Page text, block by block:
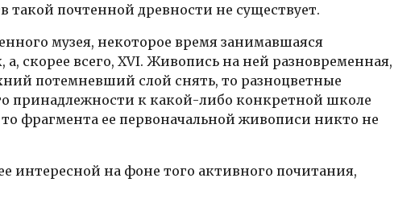
такой почтенной древности не существует.
музея, некоторое время занимавшаяся
скорее всего, XVI. Живопись на ней разновременная,
потемневший слой снять, то разно­цветные
принадлежности к какой-либо конкретной школе
фрагмента ее первоначальной живописи никто не
интересной на фоне того активного почитания,